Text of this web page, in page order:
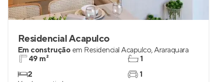
Residencial Acapulco
Em construção em Residencial Acapulco,Araraquara
49 m²
2
1
1